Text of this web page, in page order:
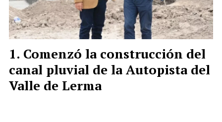
Comenzó la construcción del
canal pluvial de la Autopista del
Valle de Lerma